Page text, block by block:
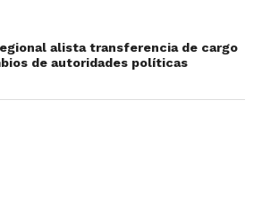
alista transferencia de cargo
de autoridades políticas